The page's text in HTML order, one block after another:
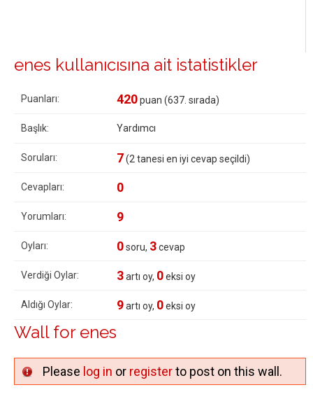
enes kullanıcısına ait istatistikler
Puanları: 420puan (637 . sırada)
Başlık: Yardımcı
Soruları: 7(2 tanesi en iyi cevap seçildi)
Cevapları: 0
Yorumları: 9
Oyları: 0soru, 3cevap
Verdiği Oylar: 3artı oy, 0eksi oy
Aldığı Oylar: 9artı oy, 0eksi oy
Wall for enes
Please log in or registerto post on this wall.